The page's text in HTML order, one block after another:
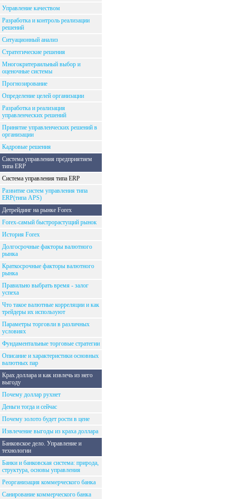
Управление качеством
Разработка и контроль реализации
решений
Ситуационный анализ
Стратегические решения
Многокритераильный выбор и
оценочные системы
Прогнозирование
Определение целей организации
Разработка и реализация
управленческих решений
Принятие управленческих решений в
организации
Кадровые решения
Система управления предприятием
типа ERP
Система управления типа ERP
Развитие систем управления типа
ERP(типа APS)
Детрейдинг на рынке Forex
Forex-самый быстрорастущий рынок
История Forex
Долгосрочные факторы валютного
рынка
Краткосрочные факторы валютного
рынка
Правильно выбрать время - залог
успеха
Что такое валютные корреляции и как
трейдеры их используют
Параметры торговли в различных
условиях
Фундаментальные торговые стратегии
Описание и характеристики основных
валютных пар
Крах доллара и как извлечь из него
выгоду
Почему доллар рухнет
Деньги тогда и сейчас
Почему золото будет рости в цене
Извлечение выгоды из краха доллара
Банковское дело. Управление и
технологии
Банки и банковская система: природа,
структура, основы управления
Реорганизация коммерческого банка
Санирование коммерческого банка